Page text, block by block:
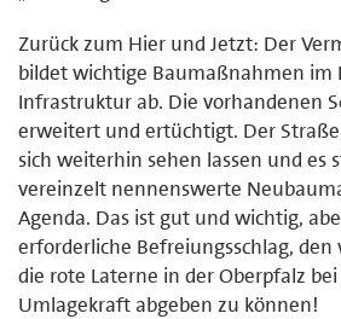
Zurück zum Hier und Jetzt: Der
bildet wichtige Baumaßnahmen im
Infrastruktur ab. Die vorhandenen
erweitert und ertüchtigt. Der
sich weiterhin sehen lassen und es
vereinzelt nennenswerte
Agenda. Das ist gut und wichtig,
erforderliche Befreiungsschlag,
die rote Laterne in der Oberpfalz
Umlagekraft abgeben zu können!